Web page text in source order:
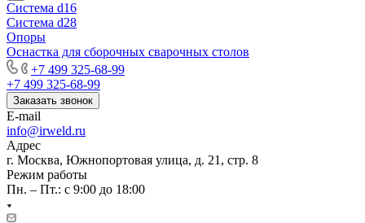
Система d16
Система d28
Опоры
Оснастка для сборочных сварочных столов
+7 499 325-68-99
+7 499 325-68-99
Заказать звонок
E-mail
info@irweld.ru
Адрес
г. Москва, Южнопортовая улица, д. 21, стр. 8
Режим работы
Пн. – Пт.: с 9:00 до 18:00